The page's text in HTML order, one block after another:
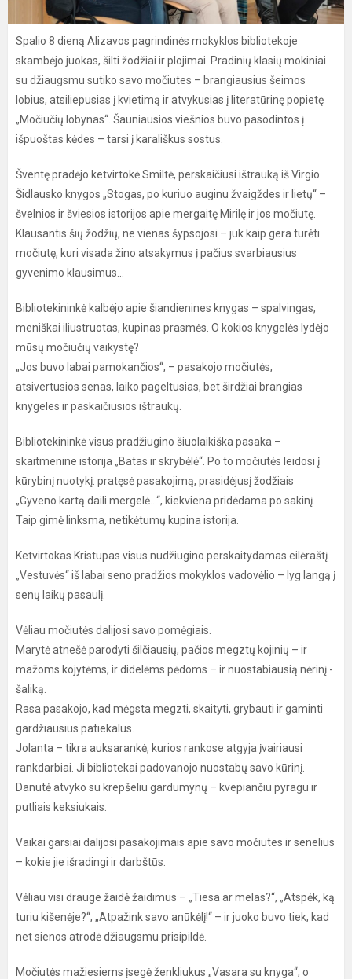
Spalio 8 dieną Alizavos pagrindinės mokyklos bibliotekoje
skambėjo juokas, šilti žodžiai ir plojimai. Pradinių klasių mokiniai
su džiaugsmu sutiko savo močiutes – brangiausius šeimos
lobius, atsiliepusias į kvietimą ir atvykusias į literatūrinę popietę
„Močiučių lobynas“. Šauniausios viešnios buvo pasodintos į
išpuoštas kėdes – tarsi į karališkus sostus.
Šventę pradėjo ketvirtokė Smiltė, perskaičiusi ištrauką iš Virgio
Šidlausko knygos „Stogas, po kuriuo auginu žvaigždes ir lietų“ –
švelnios ir šviesios istorijos apie mergaitę Mirilę ir jos močiutę.
Klausantis šių žodžių, ne vienas šypsojosi – juk kaip gera turėti
močiutę, kuri visada žino atsakymus į pačius svarbiausius
gyvenimo klausimus...
Bibliotekininkė kalbėjo apie šiandienines knygas – spalvingas,
meniškai iliustruotas, kupinas prasmės. O kokios knygelės lydėjo
mūsų močiučių vaikystę?
„Jos buvo labai pamokančios“, – pasakojo močiutės,
atsivertusios senas, laiko pageltusias, bet širdžiai brangias
knygeles ir paskaičiusios ištraukų.
Bibliotekininkė visus pradžiugino šiuolaikiška pasaka –
skaitmenine istorija „Batas ir skrybėlė“. Po to močiutės leidosi į
kūrybinį nuotykį: pratęsė pasakojimą, prasidėjusį žodžiais
„Gyveno kartą daili mergelė...“, kiekviena pridėdama po sakinį.
Taip gimė linksma, netikėtumų kupina istorija.
Ketvirtokas Kristupas visus nudžiugino perskaitydamas eilėraštį
„Vestuvės“ iš labai seno pradžios mokyklos vadovėlio – lyg langą į
senų laikų pasaulį.
Vėliau močiutės dalijosi savo pomėgiais.
Marytė atnešė parodyti šilčiausių, pačios megztų kojinių – ir
mažoms kojytėms, ir didelėms pėdoms – ir nuostabiausią nėrinį -
šaliką.
Rasa pasakojo, kad mėgsta megzti, skaityti, grybauti ir gaminti
gardžiausius patiekalus.
Jolanta – tikra auksarankė, kurios rankose atgyja įvairiausi
rankdarbiai. Ji bibliotekai padovanojo nuostabų savo kūrinį.
Danutė atvyko su krepšeliu gardumynų – kvepiančiu pyragu ir
putliais keksiukais.
Vaikai garsiai dalijosi pasakojimais apie savo močiutes ir senelius
– kokie jie išradingi ir darbštūs.
Vėliau visi drauge žaidė žaidimus – „Tiesa ar melas?“, „Atspėk, ką
turiu kišenėje?“, „Atpažink savo anūkėlį!“ – ir juoko buvo tiek, kad
net sienos atrodė džiaugsmu prisipildė.
Močiutės mažiesiems įsegė ženkliukus „Vasara su knyga“, o